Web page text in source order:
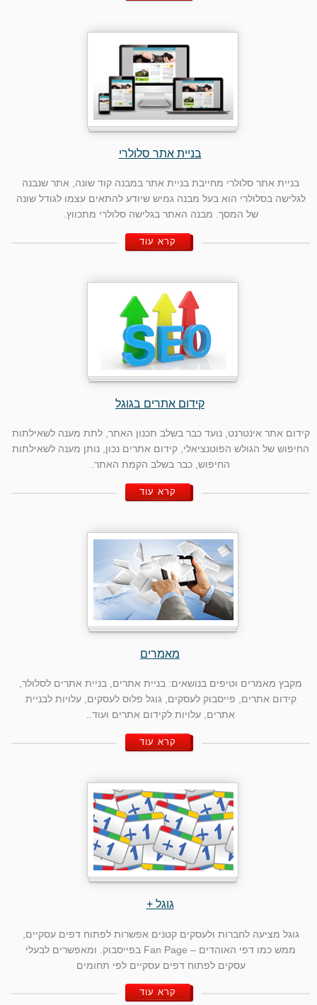
בניית אתר סלולרי
בניית אתר סלולרי מחייבת בניית אתר במבנה קוד שונה, אתר שנבנה
לגלישה בסלולרי הוא בעל מבנה גמיש שיודע להתאים עצמו לגודל שונה
של המסך. מבנה האתר בגלישה סלולרי מתכווץ.
קרא עוד
קידום אתרים בגוגל
קידום אתר אינטרנט, נועד כבר בשלב תכנון האתר, לתת מענה לשאילתות
החיפוש של הגולש הפוטנציאלי, קידום אתרים נכון, נותן מענה לשאילתות
החיפוש, כבר בשלב הקמת האתר.
קרא עוד
מאמרים
מקבץ מאמרים וטיפים בנושאים: בניית אתרים, בניית אתרים לסלולר,
קידום אתרים, פייסבוק לעסקים, גוגל פלוס לעסקים, עלויות לבניית
אתרים, עלויות לקידום אתרים ועוד..
קרא עוד
גוגל +
גוגל מציעה לחברות ולעסקים קטנים אפשרות לפתוח דפים עסקיים,
ממש כמו דפי האוהדים – Fan Page בפייסבוק. ומאפשרים לבעלי
עסקים לפתוח דפים עסקיים לפי תחומים
קרא עוד